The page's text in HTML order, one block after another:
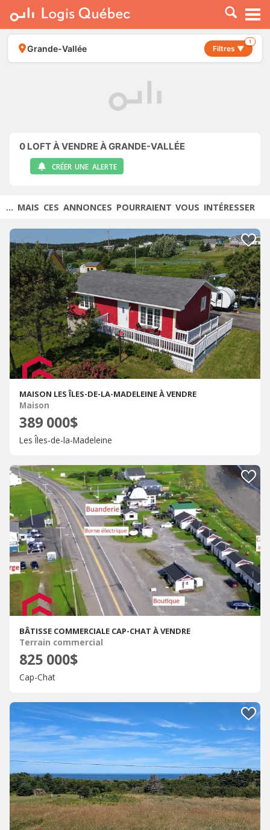
À LOUER
À VENDRE
PLACER UNE ANNONCE
Grande-Vallée Filtres ▼
1
0 LOFT À VENDRE À GRANDE-VALLÉE
CRÉER UNE ALERTE
... MAIS CES ANNONCES POURRAIENT VOUS INTÉRESSER
MAISON LES ÎLES-DE-LA-MADELEINE À VENDRE
Maison
389 000$
Les Îles-de-la-Madeleine
BÂTISSE COMMERCIALE CAP-CHAT À VENDRE
Terrain commercial
825 000$
Cap-Chat